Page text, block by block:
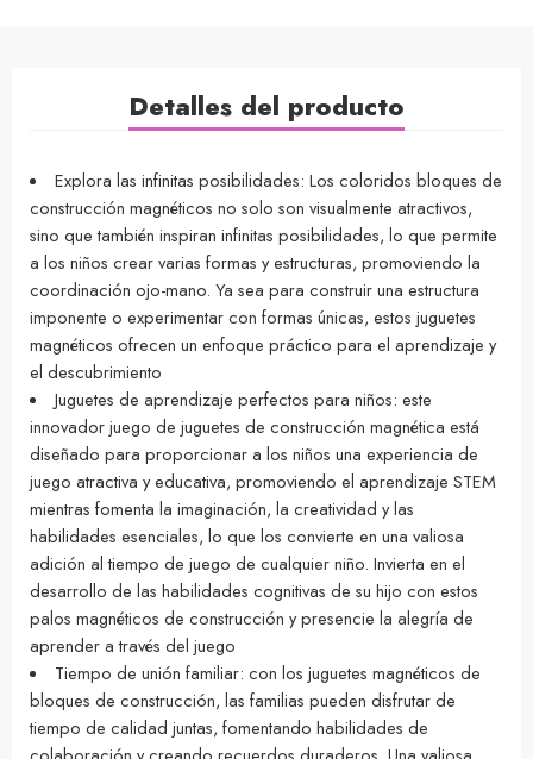
Detalles del producto
Explora las infinitas posibilidades: Los coloridos bloques de
construcción magnéticos no solo son visualmente atractivos,
sino que también inspiran infinitas posibilidades, lo que permite
a los niños crear varias formas y estructuras, promoviendo la
coordinación ojo-mano. Ya sea para construir una estructura
imponente o experimentar con formas únicas, estos juguetes
magnéticos ofrecen un enfoque práctico para el aprendizaje y
el descubrimiento
Juguetes de aprendizaje perfectos para niños: este
innovador juego de juguetes de construcción magnética está
diseñado para proporcionar a los niños una experiencia de
juego atractiva y educativa, promoviendo el aprendizaje STEM
mientras fomenta la imaginación, la creatividad y las
habilidades esenciales, lo que los convierte en una valiosa
adición al tiempo de juego de cualquier niño. Invierta en el
desarrollo de las habilidades cognitivas de su hijo con estos
palos magnéticos de construcción y presencie la alegría de
aprender a través del juego
Tiempo de unión familiar: con los juguetes magnéticos de
bloques de construcción, las familias pueden disfrutar de
tiempo de calidad juntas, fomentando habilidades de